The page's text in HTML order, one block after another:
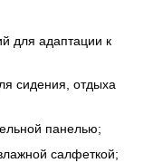
для адаптации к
сидения, отдыха
панелью;
салфеткой;